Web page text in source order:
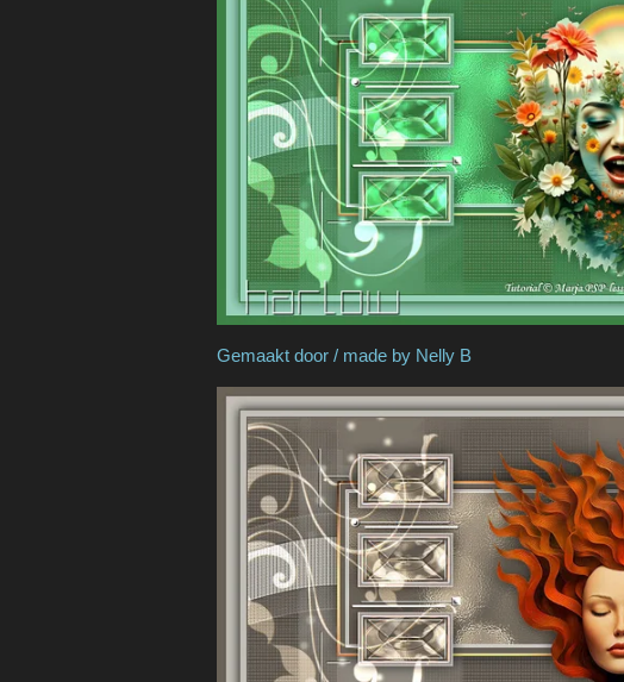
Gemaakt door / made by